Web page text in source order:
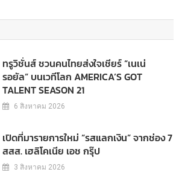
ทรูวิชั่นส์ ชวนคนไทยส่งใจเชียร์ “เนเน่
รอยัล” บนเวทีโลก AMERICA’S GOT
TALENT SEASON 21
6 สิงหาคม 2026
เปิดที่มารายการใหม่ “รสแลกเงิน” จากช่อง 7
สสส. เฮลิโคเนีย เอช กรุ๊ป
3 สิงหาคม 2026